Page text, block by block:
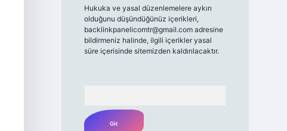
Hukuka ve yasal düzenlemelere aykırı
olduğunu düşündüğünüz içerikleri,
backlinkpanelicomtr@gmail.comadresine
bildirmeniz halinde, ilgili içerikler yasal
süre içerisinde sitemizden kaldırılacaktır.